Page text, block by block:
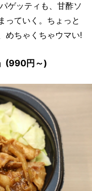
ゲッティも、甘酢ソ
っていく。ちょっと
めちゃくちゃウマい!
(990円～)